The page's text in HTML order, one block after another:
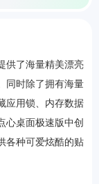
供了海量精美漂亮
同时除了拥有海量
应用锁、内存数据
心桌面极速版中创
各种可爱炫酷的贴